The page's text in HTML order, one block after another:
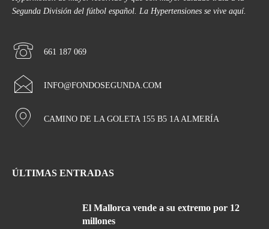
Segunda División del fútbol español. La Hypertensiones se vive aquí.
661 187 069
INFO@FONDOSEGUNDA.COM
CAMINO DE LA GOLETA 155 B5 1A ALMERÍA
ÚLTIMAS ENTRADAS
El Mallorca vende a su extremo por 12
millones